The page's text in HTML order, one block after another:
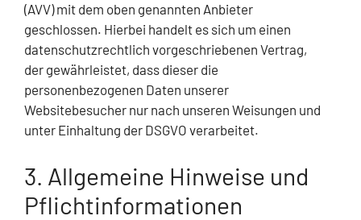
(AVV) mit dem oben genannten Anbieter
geschlossen. Hierbei handelt es sich um einen
datenschutzrechtlich vorgeschriebenen Vertrag,
der gewährleistet, dass dieser die
personenbezogenen Daten unserer
Websitebesucher nur nach unseren Weisungen und
unter Einhaltung der DSGVO verarbeitet.
3. Allgemeine Hinweise und
Pflicht­informationen